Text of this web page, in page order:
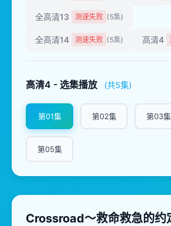
全高清13 测速失败 (5集)
全高清14 测速失败 (5集) 高清4
高清4 - 选集播放 (共5集)
第01集 第02集 第03集
第05集
Crossroad～救命救急的约